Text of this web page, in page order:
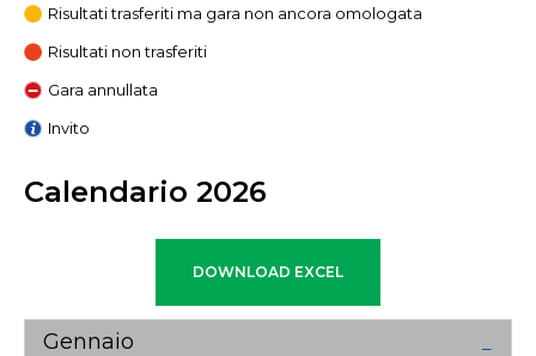
Risultati trasferiti ma gara non ancora omologata
Risultati non trasferiti
Gara annullata
Invito
Calendario 2026
Gennaio